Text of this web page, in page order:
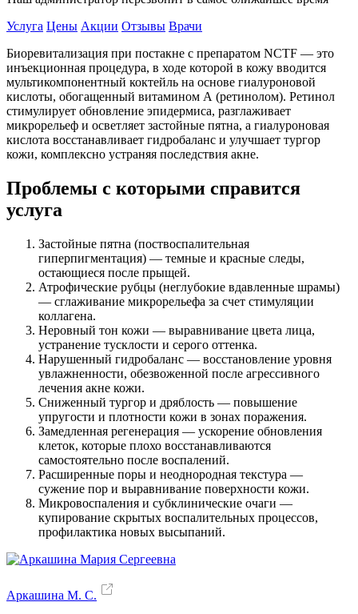
Услуга Цены Акции Отзывы Врачи
Биоревитализация при постакне с препаратом NCTF — это
инъекционная процедура, в ходе которой в кожу вводится
мультикомпонентный коктейль на основе гиалуроновой
кислоты, обогащенный витамином А (ретинолом). Ретинол
стимулирует обновление эпидермиса, разглаживает
микрорельеф и осветляет застойные пятна, а гиалуроновая
кислота восстанавливает гидробаланс и улучшает тургор
кожи, комплексно устраняя последствия акне.
Проблемы с которыми справится
услуга
Застойные пятна (поствоспалительная
гиперпигментация) — темные и красные следы,
остающиеся после прыщей.
Атрофические рубцы (неглубокие вдавленные шрамы)
— сглаживание микрорельефа за счет стимуляции
коллагена.
Неровный тон кожи — выравнивание цвета лица,
устранение тусклости и серого оттенка.
Нарушенный гидробаланс — восстановление уровня
увлажненности, обезвоженной после агрессивного
лечения акне кожи.
Сниженный тургор и дряблость — повышение
упругости и плотности кожи в зонах поражения.
Замедленная регенерация — ускорение обновления
клеток, которые плохо восстанавливаются
самостоятельно после воспалений.
Расширенные поры и неоднородная текстура —
сужение пор и выравнивание поверхности кожи.
Микровоспаления и субклинические очаги —
купирование скрытых воспалительных процессов,
профилактика новых высыпаний.
Аркашина М. С.